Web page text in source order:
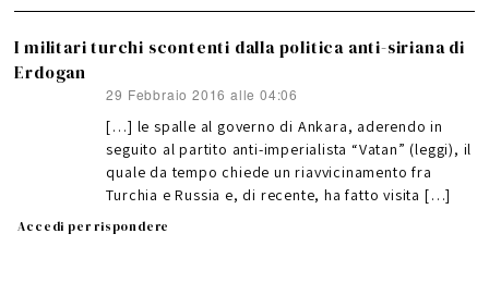
I militari turchi scontenti dalla politica anti-siriana di
Erdogan
29 Febbraio 2016 alle 04:06
[…] le spalle al governo di Ankara, aderendo in
seguito al partito anti-imperialista “Vatan” (leggi), il
quale da tempo chiede un riavvicinamento fra
Turchia e Russia e, di recente, ha fatto visita […]
Accedi per rispondere